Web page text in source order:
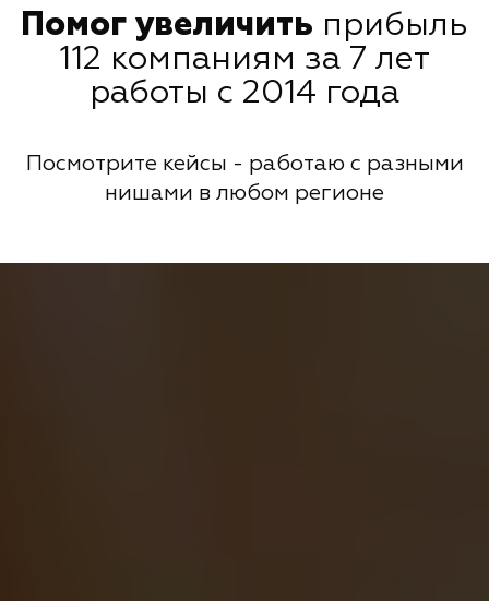
Помог увеличить прибыль
112 компаниям за 7 лет
работы с 2014 года
Посмотрите кейсы - работаю с разными
нишами в любом регионе